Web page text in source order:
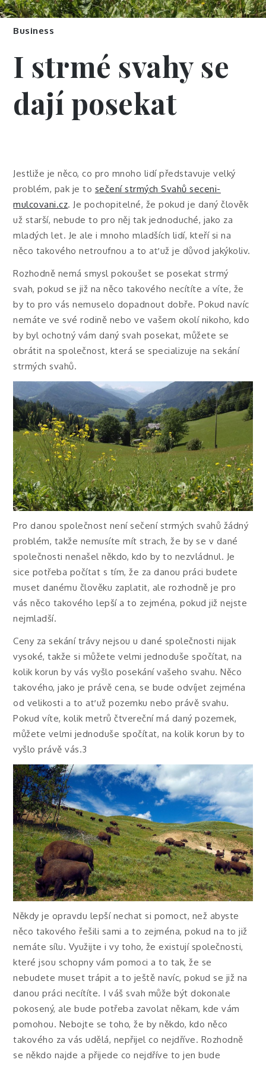
Business
I strmé svahy se
dají posekat
Jestliže je něco, co pro mnoho lidí představuje velký
problém, pak je to sečení strmých Svahů seceni-
mulcovani.cz. Je pochopitelné, že pokud je daný člověk
už starší, nebude to pro něj tak jednoduché, jako za
mladých let. Je ale i mnoho mladších lidí, kteří si na
něco takového netroufnou a to ať už je důvod jakýkoliv.
Rozhodně nemá smysl pokoušet se posekat strmý
svah, pokud se již na něco takového necítíte a víte, že
by to pro vás nemuselo dopadnout dobře. Pokud navíc
nemáte ve své rodině nebo ve vašem okolí nikoho, kdo
by byl ochotný vám daný svah posekat, můžete se
obrátit na společnost, která se specializuje na sekání
strmých svahů.
Pro danou společnost není sečení strmých svahů žádný
problém, takže nemusíte mít strach, že by se v dané
společnosti nenašel někdo, kdo by to nezvládnul. Je
sice potřeba počítat s tím, že za danou práci budete
muset danému člověku zaplatit, ale rozhodně je pro
vás něco takového lepší a to zejména, pokud již nejste
nejmladší.
Ceny za sekání trávy nejsou u dané společnosti nijak
vysoké, takže si můžete velmi jednoduše spočítat, na
kolik korun by vás vyšlo posekání vašeho svahu. Něco
takového, jako je právě cena, se bude odvíjet zejména
od velikosti a to ať už pozemku nebo právě svahu.
Pokud víte, kolik metrů čtvereční má daný pozemek,
můžete velmi jednoduše spočítat, na kolik korun by to
vyšlo právě vás.3
Někdy je opravdu lepší nechat si pomoct, než abyste
něco takového řešili sami a to zejména, pokud na to již
nemáte sílu. Využijte i vy toho, že existují společnosti,
které jsou schopny vám pomoci a to tak, že se
nebudete muset trápit a to ještě navíc, pokud se již na
danou práci necítíte. I váš svah může být dokonale
pokosený, ale bude potřeba zavolat někam, kde vám
pomohou. Nebojte se toho, že by někdo, kdo něco
takového za vás udělá, nepřijel co nejdříve. Rozhodně
se někdo najde a přijede co nejdříve to jen bude